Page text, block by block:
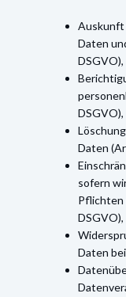
Auskunft
Daten
DSGVO),
DSGVO),
Daten
sofern
Pflichten
DSGVO),
Daten